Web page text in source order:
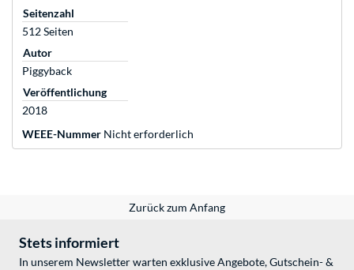
Seitenzahl
512 Seiten
Autor
Piggyback
Veröffentlichung
2018
WEEE-Nummer Nicht erforderlich
Zurück zum Anfang
Stets informiert
In unserem Newsletter warten exklusive Angebote, Gutschein- &